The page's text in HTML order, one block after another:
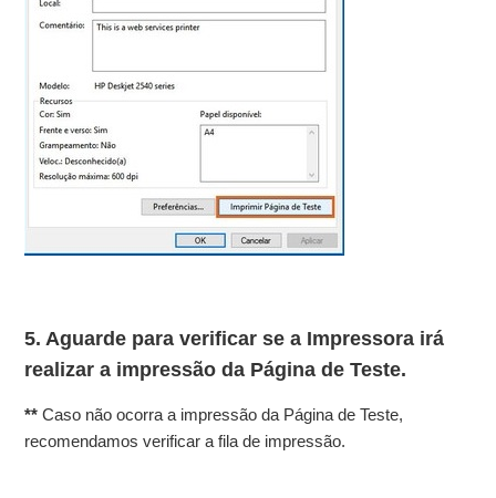
5. Aguarde para verificar se a Impressora irá
realizar a impressão da Página de Teste.
**Caso não ocorra a impressão da Página de Teste,
recomendamos verificar a fila de impressão.